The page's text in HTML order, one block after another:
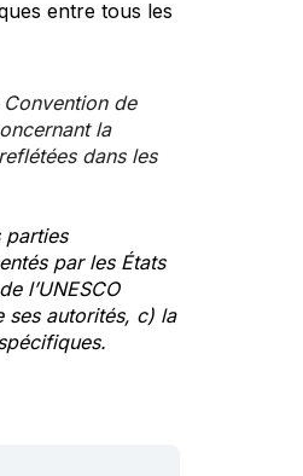
entre tous les
de
la
dans les
parties
par les États
l’UNESCO
autorités, c) la